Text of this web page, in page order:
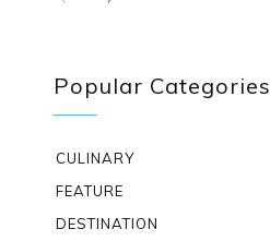
Popular Categories
CULINARY
FEATURE
DESTINATION